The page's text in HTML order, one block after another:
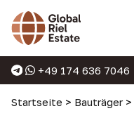
+49 174 636 7046
Startseite > Bauträger >